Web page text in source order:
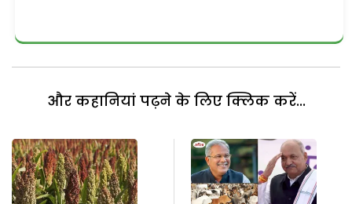
और कहानियां पढ़ने के लिए क्लिक करें...